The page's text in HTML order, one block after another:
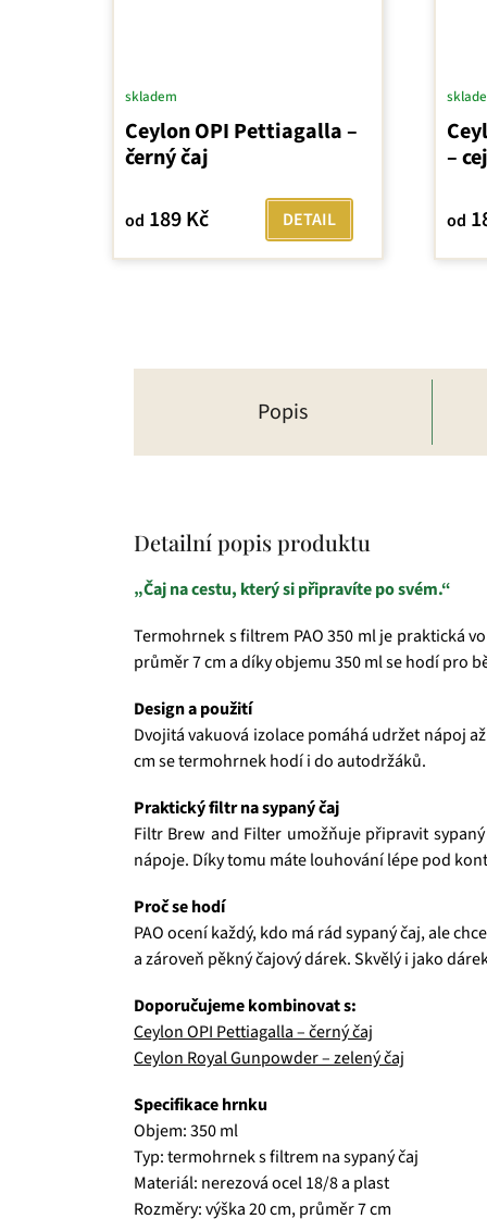
Ceylon OPI Pettiagalla –
černý čaj
skladem
od 189 Kč DETAIL
–
od
Popis
Detailní popis produktu
„Čaj na cestu, který si připravíte po svém.“
Termohrnek s filtrem PAO 350 ml je praktická
průměr 7 cm a díky objemu 350 ml se hodí pro
Design a použití
Dvojitá vakuová izolace pomáhá udržet nápoj
cm se termohrnek hodí i do autodržáků.
Praktický filtr na sypaný čaj
Filtr Brew and Filter umožňuje připravit
nápoje. Díky tomu máte louhování lépe pod
Proč se hodí
PAO ocení každý, kdo má rád sypaný čaj, ale
a zároveň pěkný čajový dárek. Skvělý i jako
Doporučujeme kombinovat s:
Ceylon OPI Pettiagalla – černý čaj
Ceylon Royal Gunpowder – zelený čaj
Specifikace hrnku
Objem: 350 ml
Typ: termohrnek s filtrem na sypaný čaj
Materiál: nerezová ocel 18/8 a plast
Rozměry: výška 20 cm, průměr 7 cm